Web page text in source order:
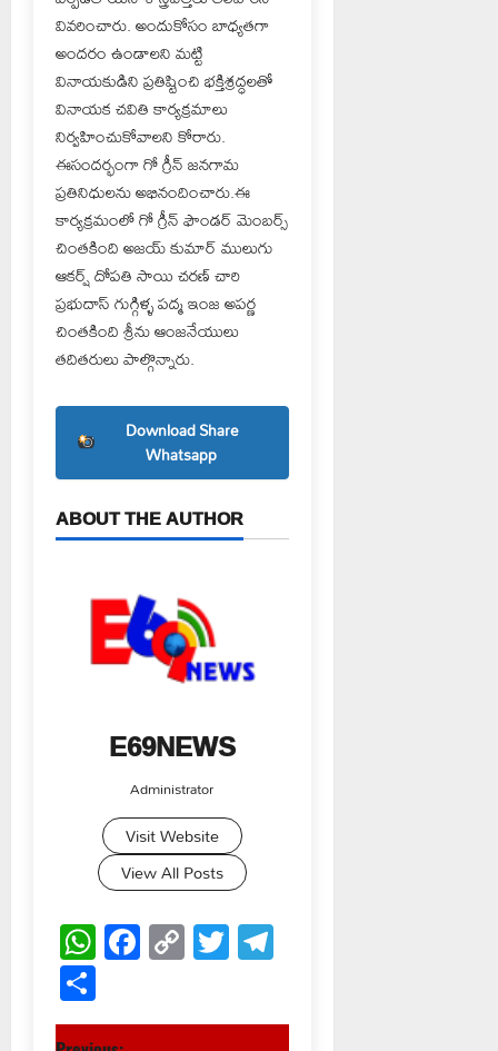
వివరించారు. అందుకోసం బాధ్యతగా
అందరం ఉండాలని మట్టి
వినాయకుడిని ప్రతిష్టించి భక్తిశ్రద్ధలతో
వినాయక చవితి కార్యక్రమాలు
నిర్వహించుకోవాలని కోరారు.
ఈసందర్భంగా గో గ్రీన్ జనగామ
ప్రతినిధులను అభినందించారు.ఈ
కార్యక్రమంలో గో గ్రీన్ ఫౌండర్ మెంబర్స్
చింతకింది అజయ్ కుమార్ ములుగు
ఆకర్ష్ దోపతి సాయి చరణ్ చారి
ప్రభుదాస్ గుగ్గిళ్ళ పద్మ ఇంజ అపర్ణ
చింతకింది శ్రీను ఆంజనేయులు
తదితరులు పాల్గొన్నారు.
Download Share
Whatsapp
ABOUT THE AUTHOR
E69NEWS
Administrator
Visit Website
View All Posts
WhatsApp
Facebook
Copy
Link
Twitter
Share